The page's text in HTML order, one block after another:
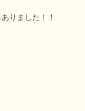
りました！！